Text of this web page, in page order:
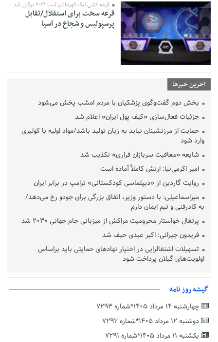
قرعه کشی لیگ قهرمانان آسیا ۲۰۲۱ برگزار شد
قرعه سخت برای استقلال/تقابل
پرسپولیس و شجاع در آسیا
آخرین خبرها
بخش دوم گفت‌وگوی پزشکیان با مردم امشب پخش می‌شود
جزئیات فعال‌سازی «کیف پول ایران» اعلام شد
حمایت از مرزنشینان نباید به زیان تولید باشد/مواد اولیه با کولبری
وارد شود
شایعه «معافیت سربازان فراری» تکذیب شد
امیر اکرمی‌نیا: ارتش کاملاً آماده است
روایت گاردین از «دیپلماسی کودکستانی» ترامپ در برابر ایران
میراسماعیلی: با دستور وزیر، اتفاق بزرگی برای جودو رخ می‌دهد/
به کادرفنی و تیم ایمان دارم
پرتغال خواستار محرومیت مراکش از میزبانی جام جهانی ۲۰۳۰ شد
فریدون جیرانی: اکبر عبدی حیف شد
تسهیلات اشتغالزایی در اختیار نهادهای حمایتی باید براساس
اولویت‌های گیلان پرداخت شود
دفتر رهبر انقلاب: مطالب خارج از مراجع رسمی فاقد سندیت است
بقائی: فضای مذاکرات فنی و سیاسی ایران و عمان درباره تنگه هرمز،
مثبت است
رئیس سازمان جهاد کشاورزی استان: کشاورزان گیلان نسبت به
گیشه روز نامه
چهارشنبه ۱۴ مرداد ۱۴۰۵*شماره ۷۲۹۳
دوشنبه ۱۲ مرداد ۱۴۰۵*شماره ۷۲۹۲
یکشنبه ۱۱ مرداد ۱۴۰۵*شماره ۷۲۹۱